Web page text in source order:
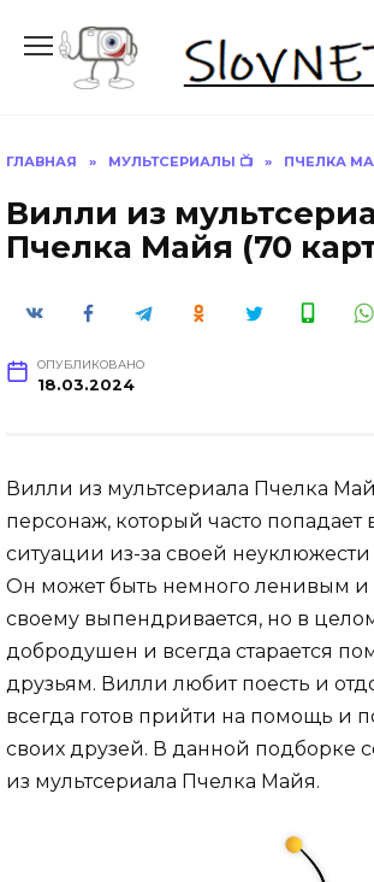
содержанию
ГЛАВНАЯ » МУЛЬТСЕРИАЛЫ 📺 » ПЧЕЛКА
Вилли из
Пчелка Майя (70
ОПУБЛИКОВАНО
18.03.2024
Вилли из мультсериала Пчелка
персонаж, который часто попадает
ситуации из-за своей неуклюжести
Он может быть немного ленивым и
своему выпендривается, но в
добродушен и всегда старается
друзьям. Вилли любит поесть и
всегда готов прийти на помощь и
своих друзей. В данной подборке
из мультсериала Пчелка Майя.